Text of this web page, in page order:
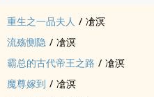
重生之一品夫人 / 凔溟
流殇恻隐 / 凔溟
霸总的古代帝王之路 / 凔溟
魔尊嫁到 / 凔溟